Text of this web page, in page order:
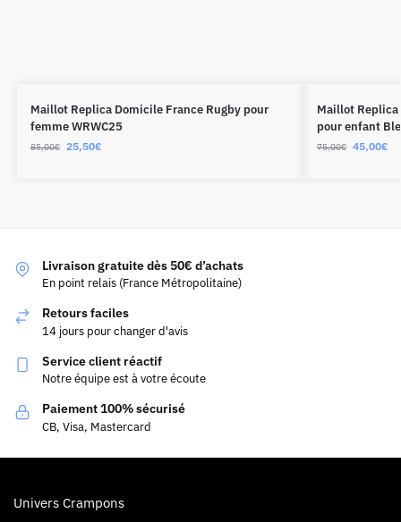
Maillot Replica Domicile France Rugby pour
femme WRWC25
85,00€ 25,50€
Maillot
pour enfant
75,00€ 45,00€
Livraison gratuite dès 50€ d’achats
En point relais (France Métropolitaine)
Retours faciles
14 jours pour changer d'avis
Service client réactif
Notre équipe est à votre écoute
Paiement 100% sécurisé
CB, Visa, Mastercard
Univers Crampons